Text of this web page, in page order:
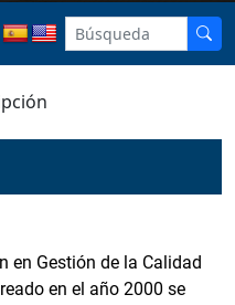
en Gestión de la Calidad
en el año 2000 se